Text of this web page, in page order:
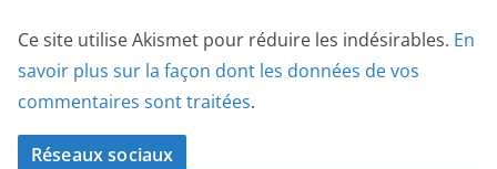
Ce site utilise Akismet pour réduire les indésirables. En
savoir plus sur la façon dont les données de vos
commentaires sont traitées.
Réseaux sociaux